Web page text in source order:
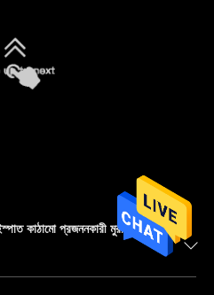
কাঠামো প্রজননকারী মুরগির ঘর